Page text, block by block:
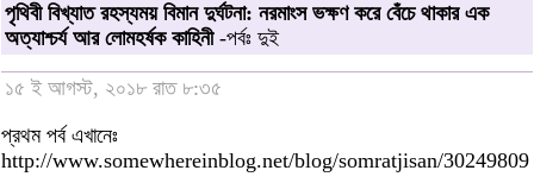
পৃথিবী বিখ্যাত রহস্যময় বিমান দুর্ঘটনা: নরমাংস ভক্ষণ করে বেঁচে থাকার এক
অত্যাশ্চর্য আর লোমহর্ষক কাহিনী-পর্বঃ দুই
১৫ ই আগস্ট, ২০১৮ রাত ৮:৩৫
প্রথম পর্ব এখানেঃ
http://www.somewhereinblog.net/blog/somratjisan/30249809